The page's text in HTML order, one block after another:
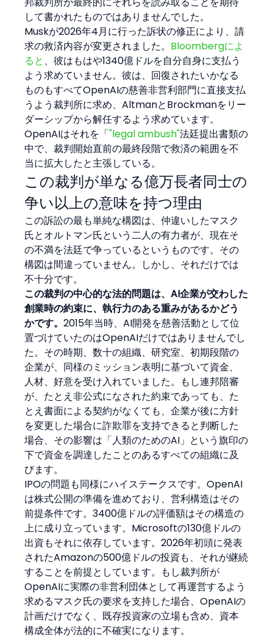
して書かれたものではありませんでした。
Muskが2026年4月に行った訴状の修正により、請
求の救済内容が変更されました。 Bloombergによ
ると 、彼はもはや1340億ドルを自分自身に支払う
よう求めていません。彼は、回復されたいかなる
ものもすべてOpenAIの慈善非営利部門に直接支払
うよう裁判所に求め、AltmanとBrockmanをリー
ダーシップから解任するよう求めています。
OpenAIはそれを「"legal ambush"法廷提出書類の
中で、裁判開始直前の最終段階で救済の範囲を不
当に拡大したと主張している。
この裁判が単なる億万長者同士の
争い以上の意味を持つ理由
この訴訟の最も単純な構図は、仲違いしたマスク
氏とオルトマン氏という二人の有力者が、現在そ
の不満を法廷で争っているというものです。その
構図は間違っていません。しかし、それだけでは
不十分です。
この裁判の中心的な法的問題は、AI企業が交わした
創業時の約束に、執行力のある重みがあるかどう
かです。2015年当時、AI開発を慈善活動として位
置づけていたのはOpenAIだけではありませんでし
た。その時期、数十の組織、研究室、初期段階の
企業が、同様のミッション表明に基づいて資金、
人材、好意を受け入れていました。もし連邦陪審
が、たとえ非公式になされた約束であっても、た
とえ書面による契約がなくても、企業が後に方針
を変更した場合に詐欺罪を支持できると判断した
場合、その影響は「人類のためのAI」という旗印の
下で資金を調達したことのあるすべての組織に及
びます。
IPOの問題も同様にハイステークスです。OpenAI
は株式公開の準備を進めており、営利構造はその
前提条件です。3400億ドルの評価額はその構造の
上に成り立っています。Microsoftの130億ドルの
出資もそれに依存しています。2026年初頭に発表
されたAmazonの500億ドルの投資も、それが継続
することを前提としています。もし裁判所が
OpenAIに実際の非営利団体として再運営するよう
求めるマスク氏の要求を支持した場合、OpenAIの
計画だけでなく、既存投資家の立場も含め、資本
構成全体が法的に不確実になります。